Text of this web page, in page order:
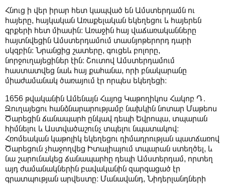
Հնուց ի վեր իրար հետ կապված են Ամստերդամն ու
հայերը, հայկական Առաքելական եկեղեցու և հայերեն
գրքերի հետ միասին։ Առաջին հայ վաճառականները
հայտնվեցին Ամստերդամում տասնյոթերորդ դարի
սկզբին։ Նրանցից շատերը, գուցեև բոլորը,
նորջուղայեցիներ էին։ Շուտով Ամստերդամում
հաստատվեց նաև հայ քահանա, որի բնակարանը
միաժամանակ ծառայում էր որպես եկեղեցի։
1656 թվականին Ամենայն Հայոց Կաթողիկոս Հակոբ Դ․
Ջուղայեցու հանձնարարությամբ նախկին նոտար Մաթեոս
Ծարեցին ճանապարհ ընկավ դեպի Եվրոպա, տպարան
հիմնելու և Աստվածաշունչ տպելու նպատակով։
Հռոմեական կաթոլիկ եկեղեցու դիմադրության պատճառով
Ծարեցուն չհաջողվեց Իտալիայում տպարան ստեղծել, և
նա շարունակեց ճանապարհը դեպի Ամստերդամ, որտեղ
այդ ժամանակներին բավականին զարգացած էր
գրատպության արվեստը։ Մանավանդ, Նիդերլանդների